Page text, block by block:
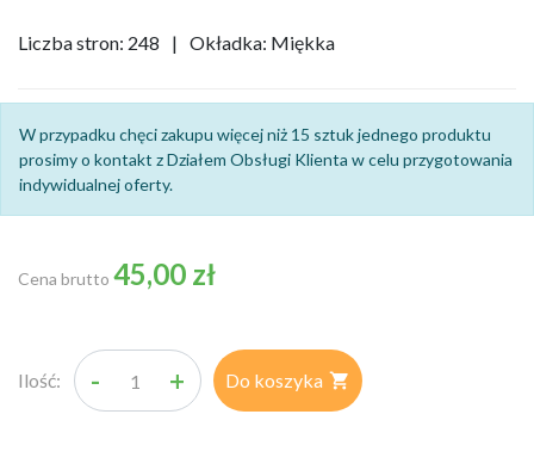
Liczba stron: 248 | Okładka: Miękka
W przypadku chęci zakupu więcej niż 15 sztuk jednego produktu
prosimy o kontakt z Działem Obsługi Klienta w celu przygotowania
indywidualnej oferty.
Cena brutto 45,00 zł
Ilość: - + Do koszyka 